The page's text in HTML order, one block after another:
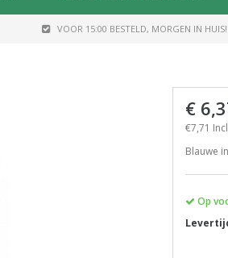
VOOR 15:00 BESTELD, MORGEN IN HUIS!
€
€7,71
Blauwe
Op